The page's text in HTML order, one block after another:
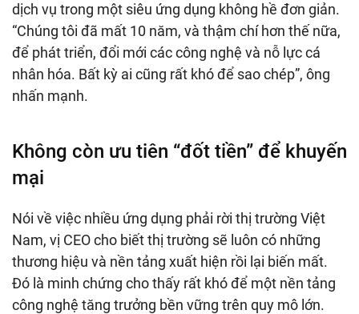
dịch vụ trong một siêu ứng dụng không hề đơn giản.
“Chúng tôi đã mất 10 năm, và thậm chí hơn thế nữa,
để phát triển, đổi mới các công nghệ và nỗ lực cá
nhân hóa. Bất kỳ ai cũng rất khó để sao chép”, ông
nhấn mạnh.
Không còn ưu tiên “đốt tiền” để khuyến
mại
Nói về việc nhiều ứng dụng phải rời thị trường Việt
Nam, vị CEO cho biết thị trường sẽ luôn có những
thương hiệu và nền tảng xuất hiện rồi lại biến mất.
Đó là minh chứng cho thấy rất khó để một nền tảng
công nghệ tăng trưởng bền vững trên quy mô lớn.